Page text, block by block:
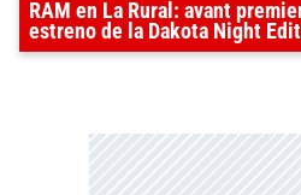
RAM en La Rural: avant
estreno de la Dakota Night